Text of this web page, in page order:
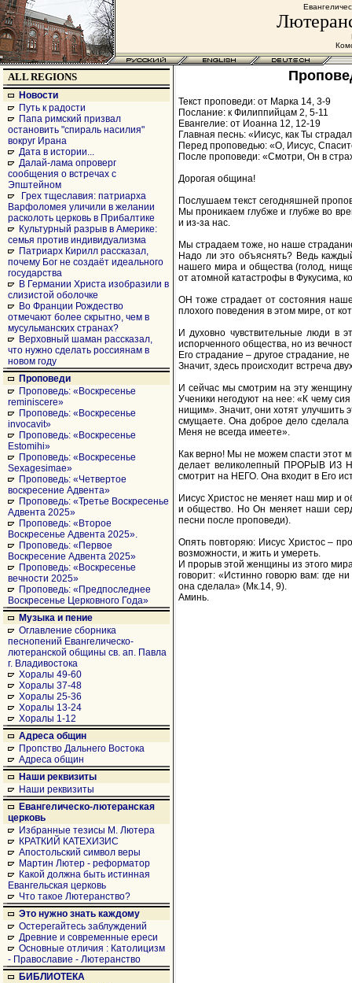
ALL REGIONS
Новости
Путь к радости
Папа римский призвал
остановить "спираль насилия"
вокруг Ирана
Дата в истории...
Далай-лама опроверг
сообщения о встречах с
Эпштейном
Грех тщеславия: патриарха
Варфоломея уличили в желании
расколоть церковь в Прибалтике
Культурный разрыв в Америке:
семья против индивидуализма
Патриарх Кирилл рассказал,
почему Бог не создаёт идеального
государства
В Германии Христа изобразили в
слизистой оболочке
Во Франции Рождество
отмечают более скрытно, чем в
мусульманских странах?
Верховный шаман рассказал,
что нужно сделать россиянам в
новом году
Проповеди
Проповедь: «Воскресенье
reminiscere»
Проповедь: «Воскресенье
invocavit»
Проповедь: «Воскресенье
Estomihi»
Проповедь: «Воскресенье
Sexagesimae»
Проповедь: «Четвертое
воскресение Адвента»
Проповедь: «Третье Воскресенье
Адвента 2025»
Проповедь: «Второе
Воскресенье Адвента 2025».
Проповедь: «Первое
Воскресение Адвента 2025»
Проповедь: «Воскресенье
вечности 2025»
Проповедь: «Предпоследнее
Воскресенье Церковного Года»
Музыка и пение
Оглавление сборника
песнопений Евангелическо-
лютеранской общины св. ап. Павла
г. Владивостока
Хоралы 49-60
Хоралы 37-48
Хоралы 25-36
Хоралы 13-24
Хоралы 1-12
Адреса общин
Пропство Дальнего Востока
Адреса общин
Наши реквизиты
Наши реквизиты
Евангелическо-лютеранская
церковь
Избранные тезисы М. Лютера
КРАТКИЙ КАТЕХИЗИС
Апостольский символ веры
Мартин Лютер - реформатор
Какой должна быть истинная
Евангельская церковь
Что такое Лютеранство?
Это нужно знать каждому
Остерегайтесь заблуждений
Древние и современные ереси
Основные отличия : Католицизм
- Православие - Лютеранство
БИБЛИОТЕКА
Текст проповеди: от Марка 14, 3-9
Послание: к Филиппийцам 2, 5-11
Евангелие: от Иоанна 12, 12-19
Главная песнь: «Иисус, как Ты
Перед проповедью: «О, Иисус,
После проповеди: «Смотри, Он в
Дорогая община!
Послушаем текст сегодняшней
Мы проникаем глубже и глубже во
и из-за нас.
Мы страдаем тоже, но наше
Надо ли это объяснять? Ведь
нашего мира и общества (голод,
от атомной катастрофы в Фукусима,
ОН тоже страдает от состояния
плохого поведения в этом мире, от
И духовно чувствительные люди в
испорченного общества, но из
Его страдание – другое страдание,
Значит, здесь происходит встреча
И сейчас мы смотрим на эту
Ученики негодуют на нее: «К чему
нищим». Значит, они хотят улучшить
смущаете. Она доброе дело сделала
Меня не всегда имеете».
Как верно! Мы не можем спасти этот
делает великолепный ПРОРЫВ ИЗ
смотрит на НЕГО. Она входит в Его
Иисус Христос не меняет наш мир
и общество. Но Он меняет наши
песни после проповеди).
Опять повторяю: Иисус Христос –
возможности, и жить и умереть.
И прорыв этой женщины из этого
говорит: «Истинно говорю вам: где
она сделала» (Мк.14, 9).
Аминь.